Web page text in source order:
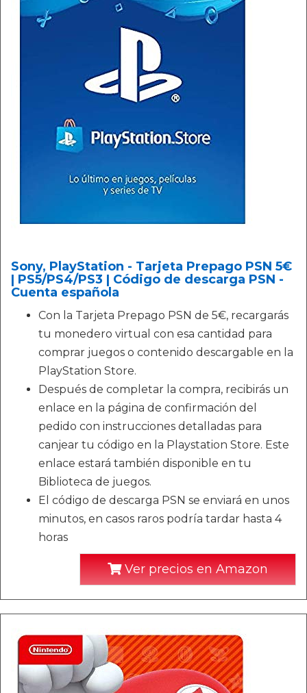
Sony, PlayStation - Tarjeta Prepago PSN 5€
| PS5/PS4/PS3 | Código de descarga PSN -
Cuenta española
Con la Tarjeta Prepago PSN de 5€, recargarás
tu monedero virtual con esa cantidad para
comprar juegos o contenido descargable en la
PlayStation Store.
Después de completar la compra, recibirás un
enlace en la página de confirmación del
pedido con instrucciones detalladas para
canjear tu código en la Playstation Store. Este
enlace estará también disponible en tu
Biblioteca de juegos.
El código de descarga PSN se enviará en unos
minutos, en casos raros podría tardar hasta 4
horas
Ver precios en Amazon